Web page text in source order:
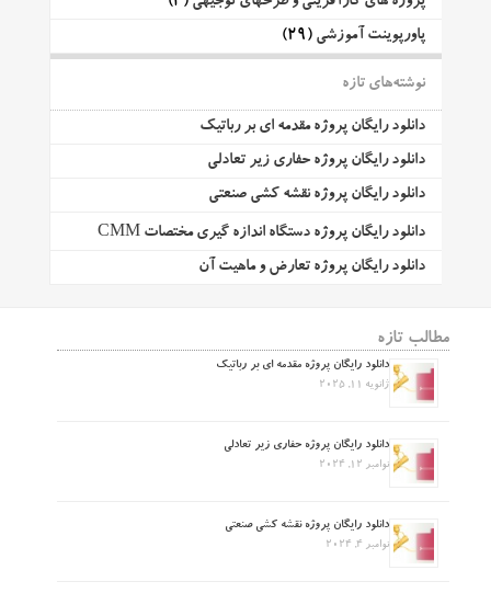
پاورپوینت آموزشی (29)
نوشته‌های تازه
دانلود رایگان پروژه مقدمه ای بر رباتیک
دانلود رایگان پروژه حفاری زیر تعادلی
دانلود رایگان پروژه نقشه کشی صنعتی
دانلود رایگان پروژه دستگاه اندازه گیری مختصات CMM
دانلود رایگان پروژه تعارض و ماهیت آن
مطالب تازه
دانلود رایگان پروژه مقدمه ای بر رباتیک
ژانویه 11, 2025
دانلود رایگان پروژه حفاری زیر تعادلی
نوامبر 12, 2024
دانلود رایگان پروژه نقشه کشی صنعتی
نوامبر 4, 2024